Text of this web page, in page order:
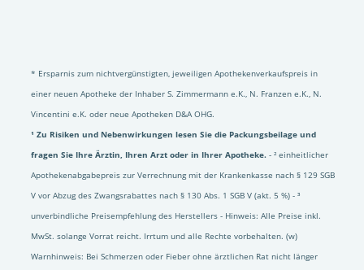
* Ersparnis zum nichtvergünstigten, jeweiligen Apothekenverkaufspreis in
einer neuen Apotheke der Inhaber S. Zimmermann e.K., N. Franzen e.K., N.
Vincentini e.K. oder neue Apotheken D&A OHG.
¹ Zu Risiken und Nebenwirkungen lesen Sie die Packungsbeilage und
fragen Sie Ihre Ärztin, Ihren Arzt oder in Ihrer Apotheke. - ² einheitlicher
Apothekenabgabepreis zur Verrechnung mit der Krankenkasse nach § 129 SGB
V vor Abzug des Zwangsrabattes nach § 130 Abs. 1 SGB V (akt. 5 %) - ³
unverbindliche Preisempfehlung des Herstellers - Hinweis: Alle Preise inkl.
MwSt. solange Vorrat reicht. Irrtum und alle Rechte vorbehalten. (w)
Warnhinweis: Bei Schmerzen oder Fieber ohne ärztlichen Rat nicht länger